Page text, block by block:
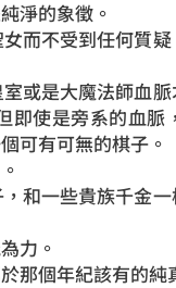
淨的象徵。
而不受到任何質
或是大魔法師血
使是旁系的血
可有可無的棋子。
和一些貴族千金
力。
那個年紀該有的純